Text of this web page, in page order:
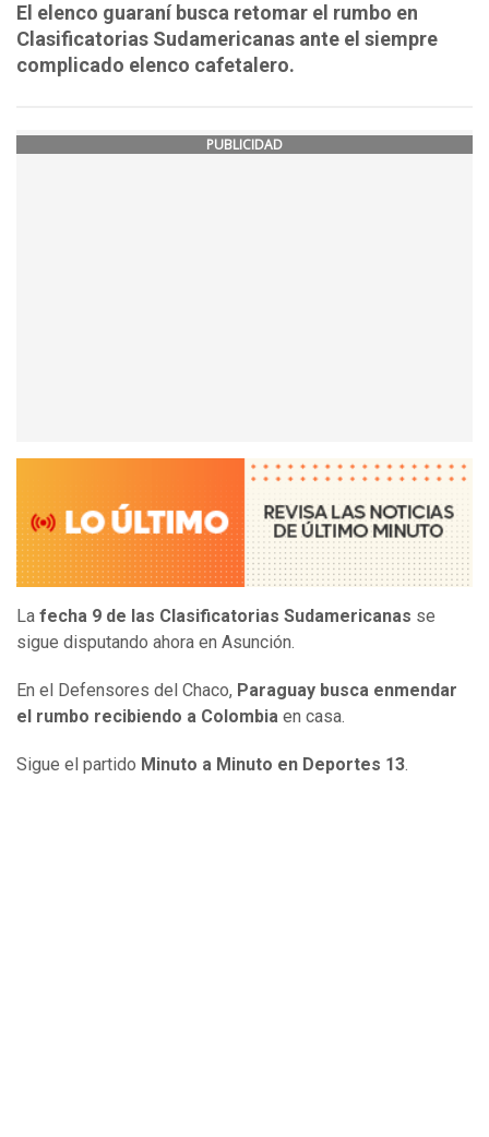
El elenco guaraní busca retomar el rumbo en
Clasificatorias Sudamericanas ante el siempre
complicado elenco cafetalero.
PUBLICIDAD
La fecha 9 de las Clasificatorias Sudamericanas se
sigue disputando ahora en Asunción.
En el Defensores del Chaco, Paraguay busca enmendar
el rumbo recibiendo a Colombia en casa.
Sigue el partido Minuto a Minuto en Deportes 13.